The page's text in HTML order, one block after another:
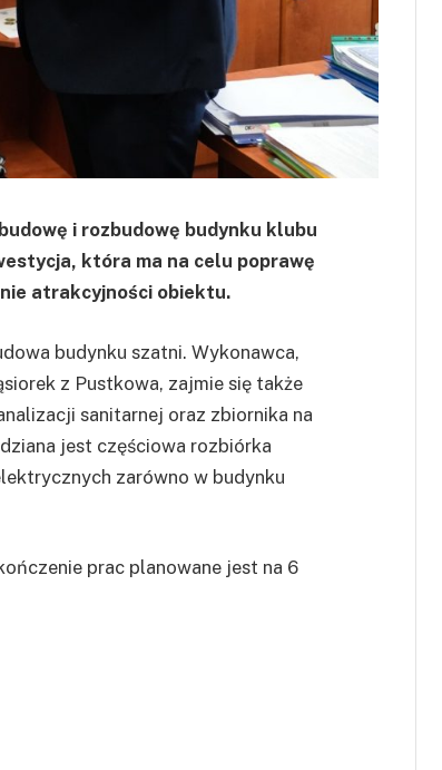
i rozbudowę budynku klubu
która ma na celu poprawę
atrakcyjności obiektu.
budynku szatni. Wykonawca,
z Pustkowa, zajmie się także
sanitarnej oraz zbiornika na
jest częściowa rozbiórka
zarówno w budynku
prac planowane jest na 6